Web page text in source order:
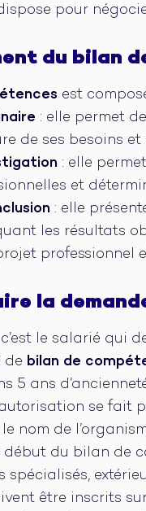
pour
du bilan
est
: elle permet
de ses besoins
: elle
et
: elle
les résultats
professionnel
la
le salarié qui
de bilan de
5 ans
se fait
le nom de
du bilan de
spécialisés,
être inscrits